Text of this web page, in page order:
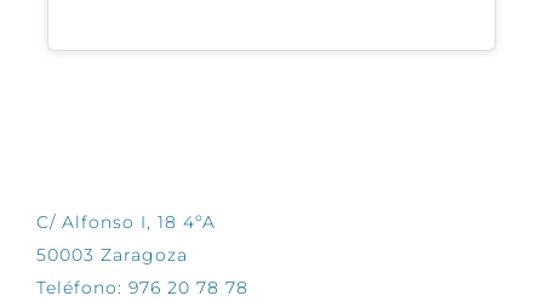
C/ Alfonso I, 18 4ºA
50003 Zaragoza
Teléfono: 976 20 78 78